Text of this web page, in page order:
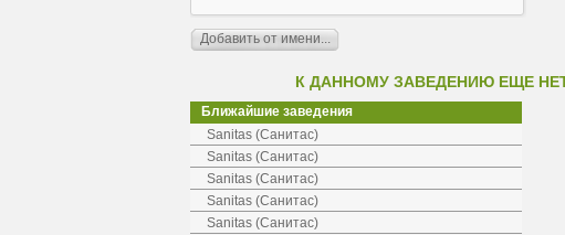
К ДАННОМУ ЗАВЕДЕНИЮ ЕЩЕ
Ближайшие заведения
Sanitas (Санитас)
Sanitas (Санитас)
Sanitas (Санитас)
Sanitas (Санитас)
Sanitas (Санитас)